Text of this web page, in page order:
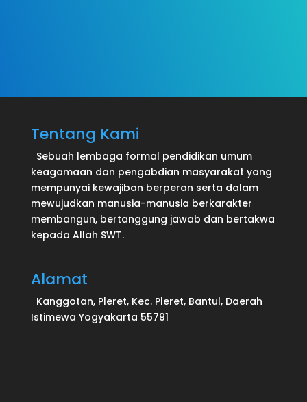
Tentang Kami
Sebuah lembaga formal pendidikan umum
keagamaan dan pengabdian masyarakat yang
mempunyai kewajiban berperan serta dalam
mewujudkan manusia-manusia berkarakter
membangun, bertanggung jawab dan bertakwa
kepada Allah SWT.
Alamat
Kanggotan, Pleret, Kec. Pleret, Bantul, Daerah
Istimewa Yogyakarta 55791